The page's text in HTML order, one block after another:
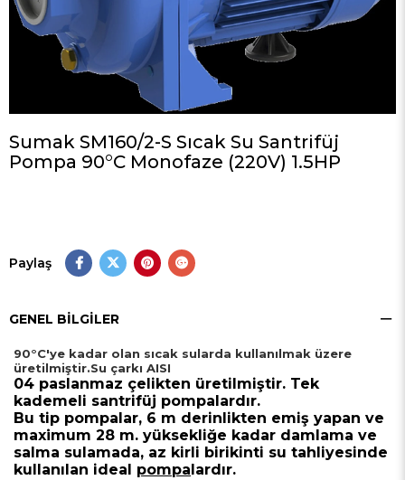
Sumak SM160/2-S Sıcak Su Santrifüj
Pompa 90°C Monofaze (220V) 1.5HP
Paylaş
GENEL BILGILER
90°C'ye kadar olan sıcak sularda kullanılmak üzere
üretilmiştir.Su çarkı AISI
04 paslanmaz çelikten üretilmiştir. Tek
kademeli santrifüj pompalardır.
Bu tip pompalar, 6 m derinlikten emiş yapan ve
maximum 28 m. yüksekliğe kadar damlama ve
salma sulamada, az kirli birikinti su tahliyesinde
kullanılan ideal pompa lardır.